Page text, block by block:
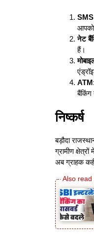
आपको
नेट
हैं।
ATM
बैंकिंग
निष्कर्ष
बड़ौदा
ग्रामीण
अब ग्राहक